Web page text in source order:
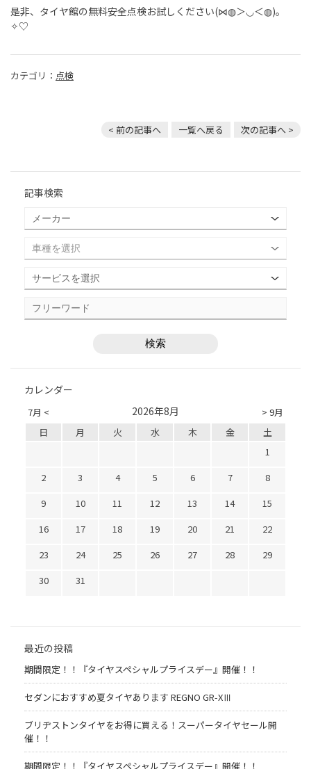
是非、タイヤ館の無料安全点検お試しください(⋈◍＞◡＜◍)。
✧♡
カテゴリ： 点検
< 前の記事へ 一覧へ戻る 次の記事へ >
記事検索
カレンダー
7月 < > 9月
2026年8月
日 月 火 水 木 金
土
1
2
3 4 5 6 7
8
9
10 11 12 13 14
15
16
17 18 19 20 21
22
23
24 25 26 27 28
29
30
31
最近の投稿
期間限定！！『タイヤスペシャルプライスデー』開催！！
セダンにおすすめ夏タイヤあります REGNO GR-XⅢ
ブリヂストンタイヤをお得に買える！スーパータイヤセール開
催！！
期間限定！！『タイヤスペシャルプライスデー』開催！！